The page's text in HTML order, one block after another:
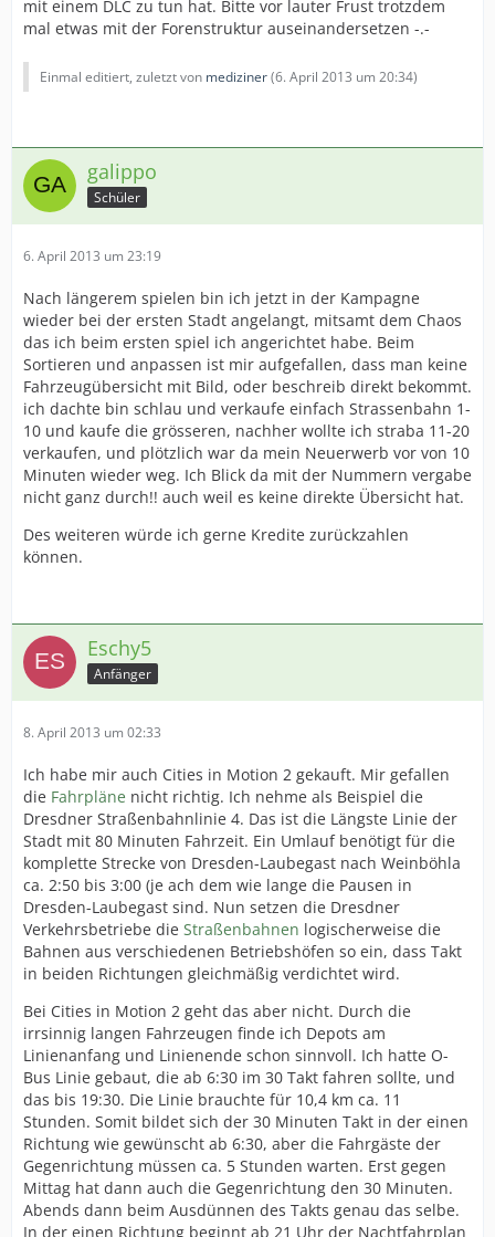
mit einem DLC zu tun hat. Bitte vor lauter Frust trotzdem
mal etwas mit der Forenstruktur auseinandersetzen -.-
Einmal editiert, zuletzt von mediziner(6. April 2013 um 20:34)
galippo
Schüler
6. April 2013 um 23:19
Nach längerem spielen bin ich jetzt in der Kampagne
wieder bei der ersten Stadt angelangt, mitsamt dem Chaos
das ich beim ersten spiel ich angerichtet habe. Beim
Sortieren und anpassen ist mir aufgefallen, dass man keine
Fahrzeugübersicht mit Bild, oder beschreib direkt bekommt.
ich dachte bin schlau und verkaufe einfach Strassenbahn 1-
10 und kaufe die grösseren, nachher wollte ich straba 11-20
verkaufen, und plötzlich war da mein Neuerwerb vor von 10
Minuten wieder weg. Ich Blick da mit der Nummern vergabe
nicht ganz durch!! auch weil es keine direkte Übersicht hat.
Des weiteren würde ich gerne Kredite zurückzahlen
können.
Eschy5
Anfänger
8. April 2013 um 02:33
Ich habe mir auch Cities in Motion 2 gekauft. Mir gefallen
die Fahrpläne nicht richtig. Ich nehme als Beispiel die
Dresdner Straßenbahnlinie 4. Das ist die Längste Linie der
Stadt mit 80 Minuten Fahrzeit. Ein Umlauf benötigt für die
komplette Strecke von Dresden-Laubegast nach Weinböhla
ca. 2:50 bis 3:00 (je ach dem wie lange die Pausen in
Dresden-Laubegast sind. Nun setzen die Dresdner
Verkehrsbetriebe die Straßenbahnen logischerweise die
Bahnen aus verschiedenen Betriebshöfen so ein, dass Takt
in beiden Richtungen gleichmäßig verdichtet wird.
Bei Cities in Motion 2 geht das aber nicht. Durch die
irrsinnig langen Fahrzeugen finde ich Depots am
Linienanfang und Linienende schon sinnvoll. Ich hatte O-
Bus Linie gebaut, die ab 6:30 im 30 Takt fahren sollte, und
das bis 19:30. Die Linie brauchte für 10,4 km ca. 11
Stunden. Somit bildet sich der 30 Minuten Takt in der einen
Richtung wie gewünscht ab 6:30, aber die Fahrgäste der
Gegenrichtung müssen ca. 5 Stunden warten. Erst gegen
Mittag hat dann auch die Gegenrichtung den 30 Minuten.
Abends dann beim Ausdünnen des Takts genau das selbe.
In der einen Richtung beginnt ab 21 Uhr der Nachtfahrplan